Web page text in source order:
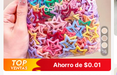
16
Ahorro de $0.01